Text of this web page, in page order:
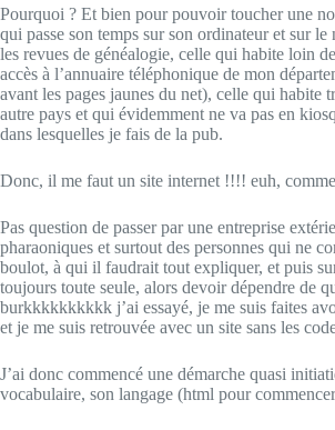
Pourquoi ? Et bien pour pouvoir toucher une
qui passe son temps sur son ordinateur et sur
les revues de généalogie, celle qui habite loin
accès à l’annuaire téléphonique de mon
avant les pages jaunes du net), celle qui habite
autre pays et qui évidemment ne va pas en
dans lesquelles je fais de la pub.
Donc, il me faut un site internet !!!! euh,
Pas question de passer par une entreprise
pharaoniques et surtout des personnes qui ne
boulot, à qui il faudrait tout expliquer, et puis
toujours toute seule, alors devoir dépendre de
burkkkkkkkkkk j’ai essayé, je me suis faites
et je me suis retrouvée avec un site sans les
J’ai donc commencé une démarche quasi
vocabulaire, son langage (html pour